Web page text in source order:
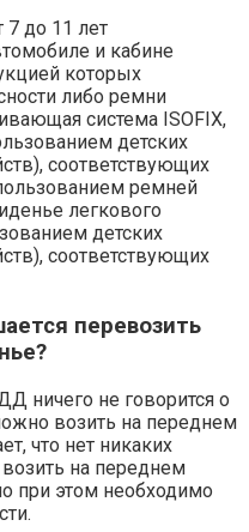
7 до 11 лет
и кабине
которых
либо ремни
система ISOFIX,
детских
соответствующих
ремней
легкового
детских
соответствующих
перевозить
ничего не говорится о
возить на переднем
что нет никаких
на переднем
при этом необходимо